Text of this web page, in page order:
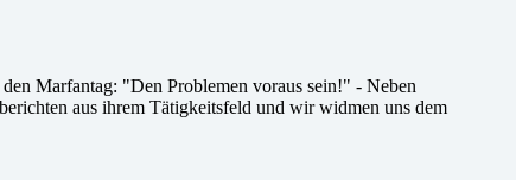
Marfantag: "Den Problemen voraus sein!" - Neben
aus ihrem Tätigkeitsfeld und wir widmen uns dem